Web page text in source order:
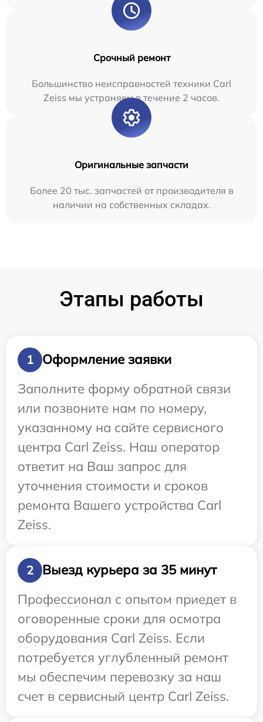
Срочный ремонт
Большинство неисправностей техники Carl
Zeiss мы устраняем в течение 2 часов.
Оригинальные запчасти
Более 20 тыс. запчастей от производителя в
наличии на собственных складах.
Этапы работы
1
Оформление заявки
Заполните форму обратной связи
или позвоните нам по номеру,
указанному на сайте сервисного
центра Carl Zeiss. Наш оператор
ответит на Ваш запрос для
уточнения стоимости и сроков
ремонта Вашего устройства Carl
Zeiss.
2
Выезд курьера за 35 минут
Профессионал с опытом приедет в
оговоренные сроки для осмотра
оборудования Carl Zeiss. Если
потребуется углубленный ремонт
мы обеспечим перевозку за наш
счет в сервисный центр Carl Zeiss.